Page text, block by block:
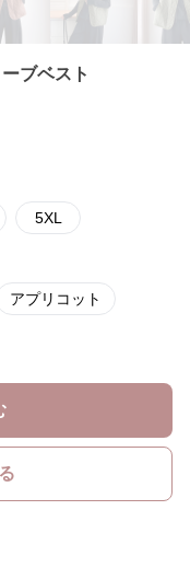
ブベスト
5XL
アプリコット